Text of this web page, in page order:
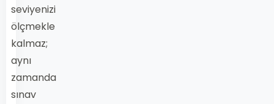
seviyenizi
ölçmekle
kalmaz;
aynı
zamanda
sınav